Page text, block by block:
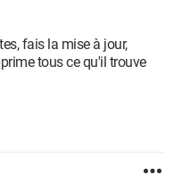
fais la mise à jour,
tous ce qu'il trouve